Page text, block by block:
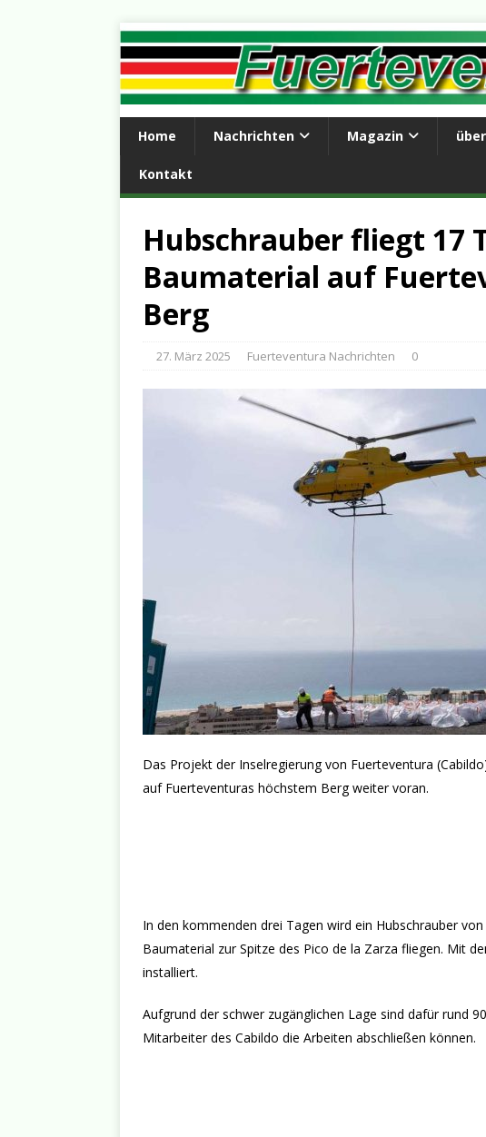
Home Nachrichten Magazin
Kontakt
Hubschrauber fliegt 17
Baumaterial auf
Berg
27. März 2025 Fuerteventura Nachrichten 0
Das Projekt der Inselregierung von Fuerteventura
auf Fuerteventuras höchstem Berg weiter voran.
In den kommenden drei Tagen wird ein Hubschrauber
Baumaterial zur Spitze des Pico de la Zarza fliegen. Mit
installiert.
Aufgrund der schwer zugänglichen Lage sind dafür rund
Mitarbeiter des Cabildo die Arbeiten abschließen können.